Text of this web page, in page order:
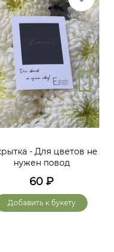
- Для цветов не
нужен повод
60 ₽
Добавить к букету